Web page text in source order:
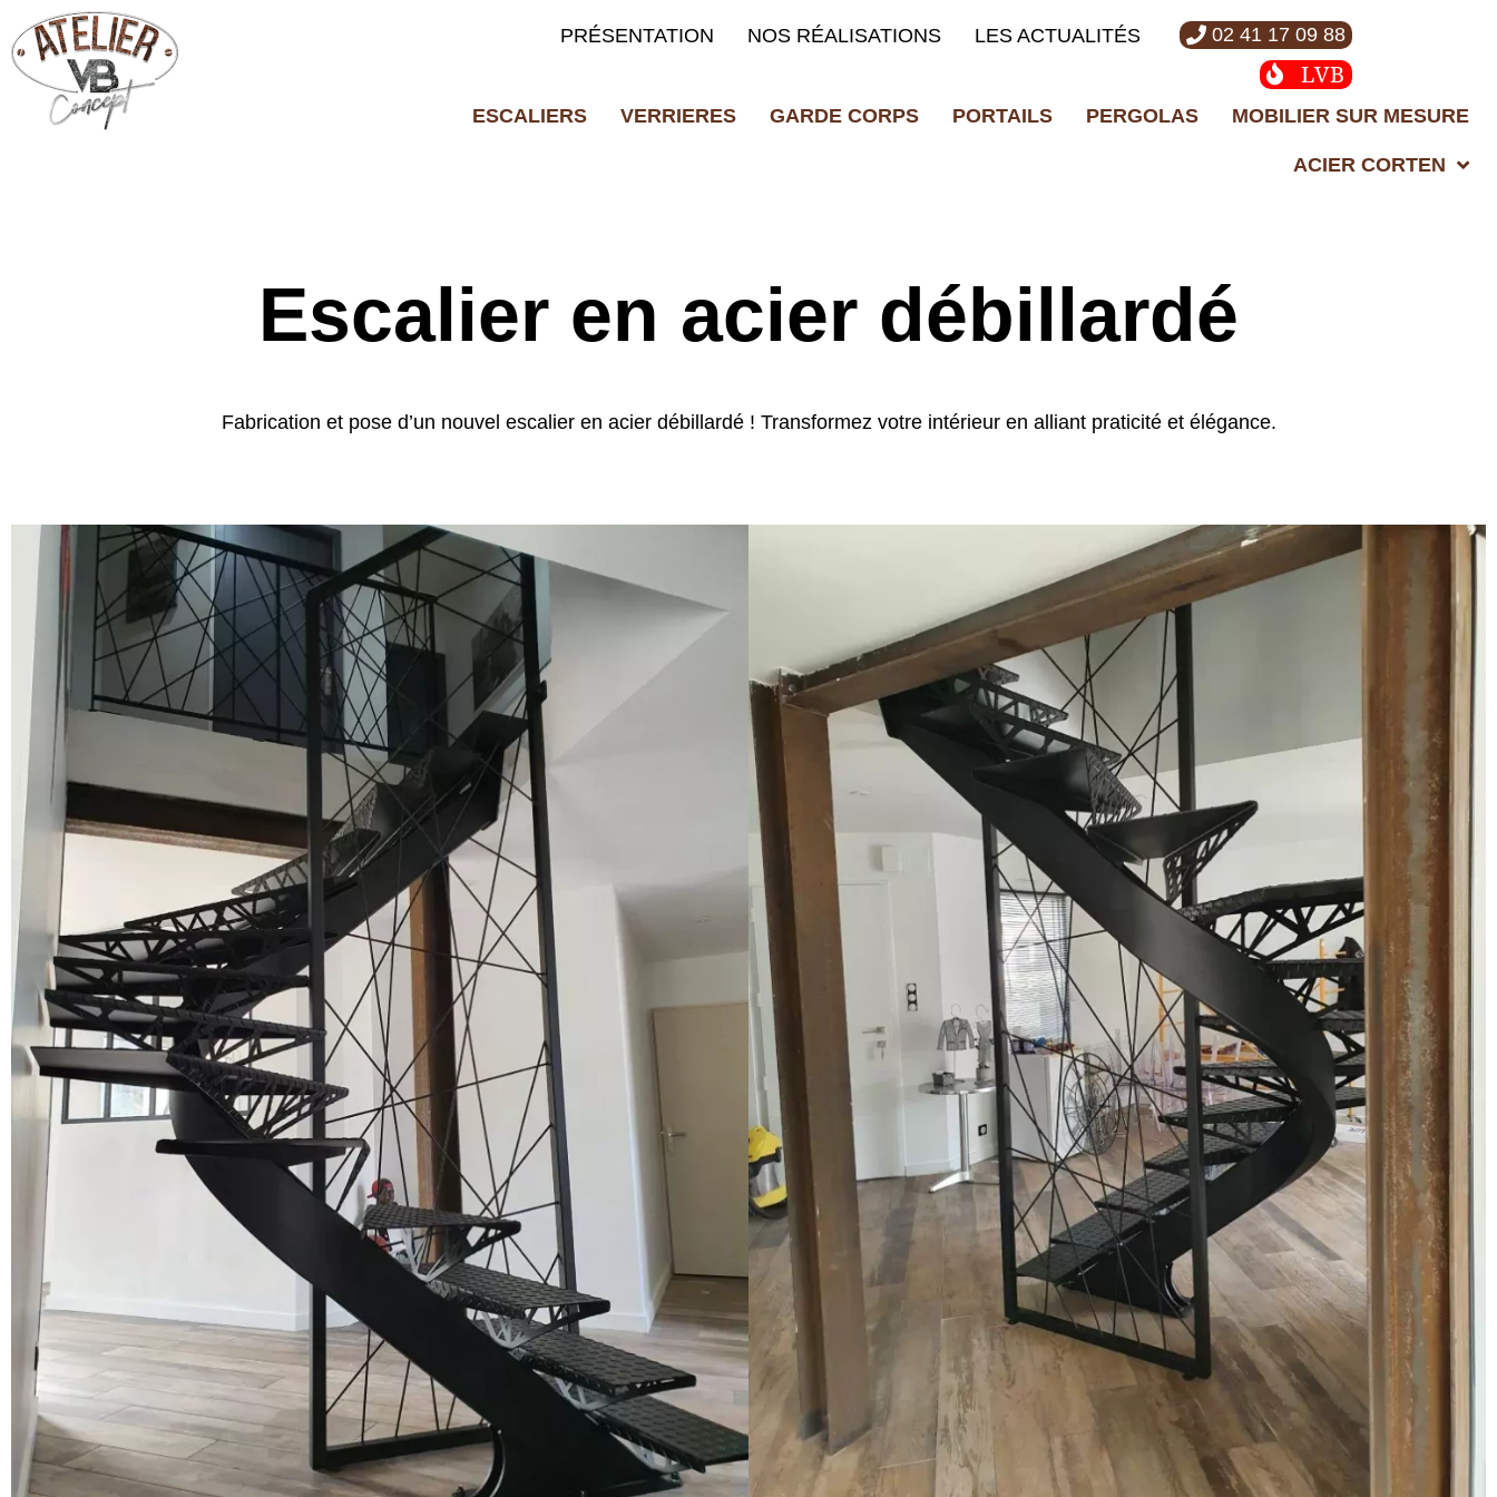
PRÉSENTATION NOS RÉALISATIONS LES ACTUALITÉS 02 41 17 09 88
LVB
ESCALIERS VERRIERES GARDE CORPS PORTAILS PERGOLAS MOBILIER SUR MESURE
ACIER CORTEN
Escalier en acier débillardé
Fabrication et pose d’un nouvel escalier en acier débillardé ! Transformez votre intérieur en alliant praticité et élégance.